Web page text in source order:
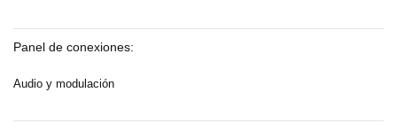
Panel de conexiones:
Audio y modulación